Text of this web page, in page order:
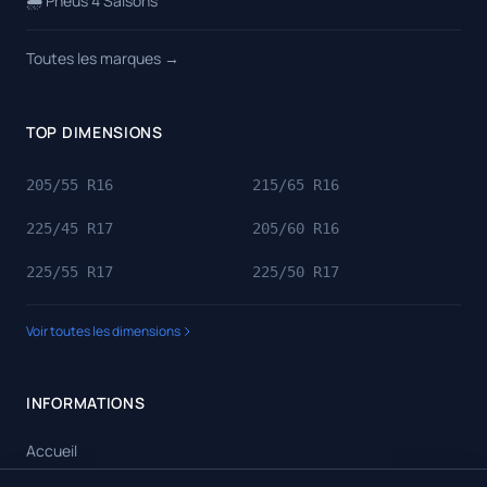
Toutes les marques →
TOP DIMENSIONS
205/55 R16 215/65 R16
225/45 R17 205/60 R16
225/55 R17 225/50 R17
Voir toutes les dimensions
INFORMATIONS
Accueil